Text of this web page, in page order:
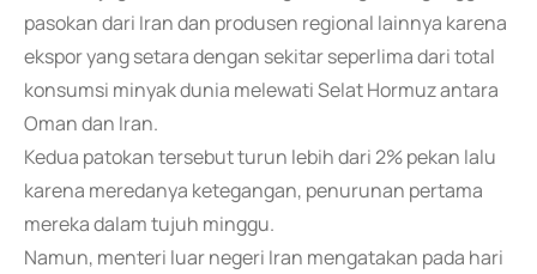
pasokan dari Iran dan produsen regional lainnya karena
ekspor yang setara dengan sekitar seperlima dari total
konsumsi minyak dunia melewati Selat Hormuz antara
Oman dan Iran.
Kedua patokan tersebut turun lebih dari 2% pekan lalu
karena meredanya ketegangan, penurunan pertama
mereka dalam tujuh minggu.
Namun, menteri luar negeri Iran mengatakan pada hari